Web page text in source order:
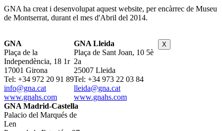
GNA ha creat i desenvolupat aquest website, per encàrrec de Museu
de Montserrat, durant el mes d'Abril del 2014.
GNA
Plaça de la
Independència, 18 1r
17001 Girona
Tel: +34 972 20 91 89
info@gna.cat
www.gnahs.com
GNA Lleida
Plaça de Sant Joan, 10 5è
2a
25007 Lleida
Tel: +34 973 22 03 84
lleida@gna.cat
www.gnahs.com
GNA Madrid-Castella
Palacio del Marqués de
Len
X